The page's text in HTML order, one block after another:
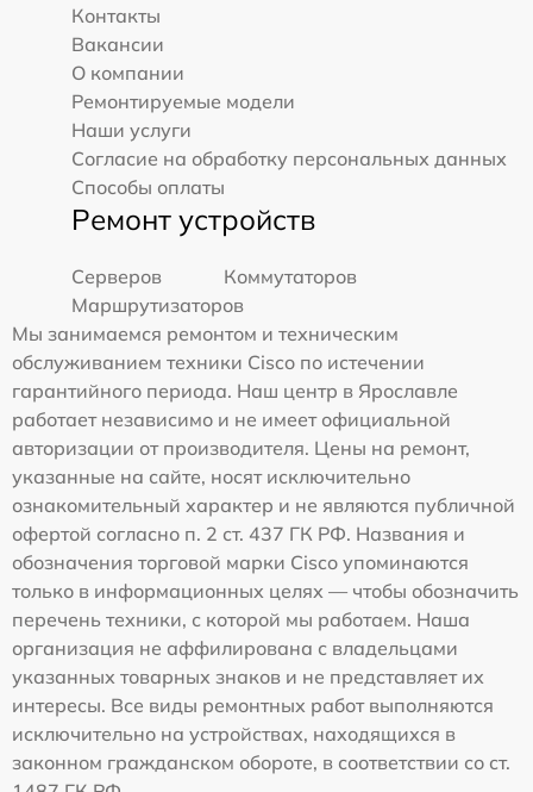
Контакты
Вакансии
О компании
Ремонтируемые модели
Наши услуги
Согласие на обработку персональных данных
Способы оплаты
Ремонт устройств
Серверов
Коммутаторов
Маршрутизаторов
Мы занимаемся ремонтом и техническим
обслуживанием техники Cisco по истечении
гарантийного периода. Наш центр в Ярославле
работает независимо и не имеет официальной
авторизации от производителя. Цены на ремонт,
указанные на сайте, носят исключительно
ознакомительный характер и не являются публичной
офертой согласно п. 2 ст. 437 ГК РФ. Названия и
обозначения торговой марки Cisco упоминаются
только в информационных целях — чтобы обозначить
перечень техники, с которой мы работаем. Наша
организация не аффилирована с владельцами
указанных товарных знаков и не представляет их
интересы. Все виды ремонтных работ выполняются
исключительно на устройствах, находящихся в
законном гражданском обороте, в соответствии со ст.